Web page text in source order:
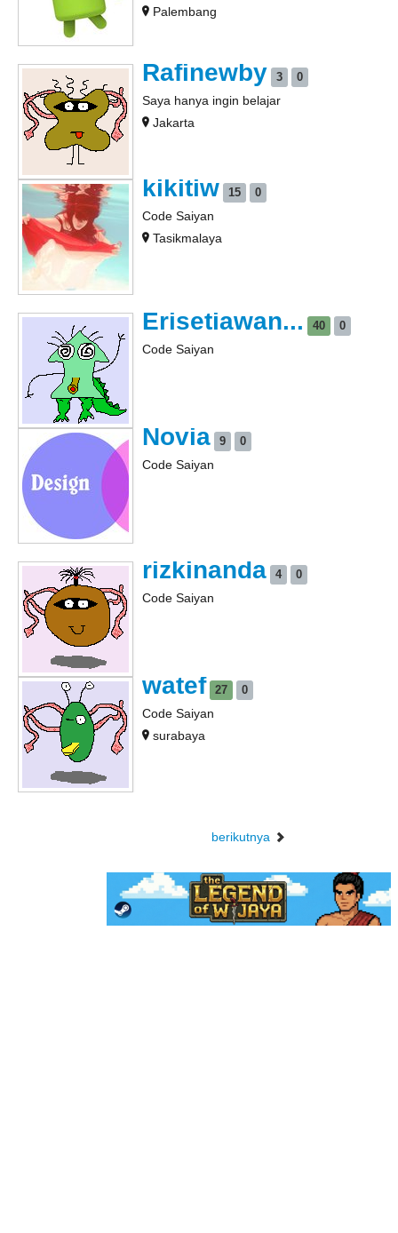
Palembang
Rafinewby 3 0
Saya hanya ingin belajar
Jakarta
kikitiw 15 0
Code Saiyan
Tasikmalaya
Erisetiawan... 40 0
Code Saiyan
Novia 9 0
Code Saiyan
rizkinanda 4 0
Code Saiyan
watef 27 0
Code Saiyan
surabaya
berikutnya